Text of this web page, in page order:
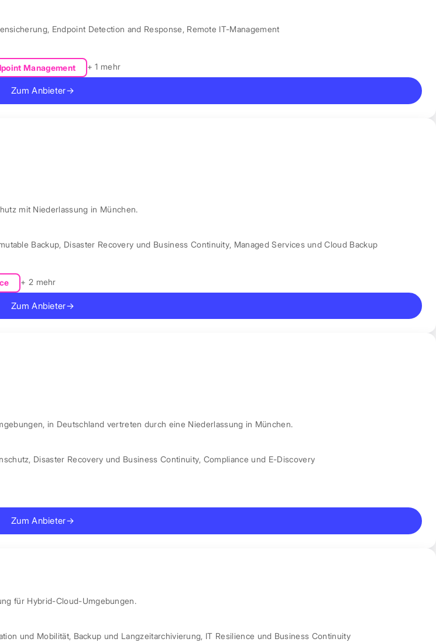
, Endpoint Detection and Response, Remote IT-Management
Management + 1 mehr
Zum Anbieter→
mit Niederlassung in München.
Backup, Disaster Recovery und Business Continuity, Managed Services und Cloud Backup
+ 2 mehr
Zum Anbieter→
in Deutschland vertreten durch eine Niederlassung in München.
, Disaster Recovery und Business Continuity, Compliance und E-Discovery
Zum Anbieter→
für Hybrid-Cloud-Umgebungen.
und Mobilität, Backup und Langzeitarchivierung, IT Resilience und Business Continuity